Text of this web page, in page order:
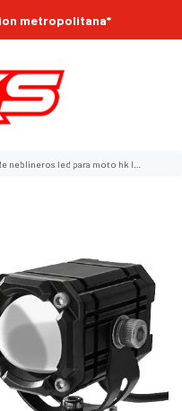
metropolitana*
neblineros led para moto hk lupa 15w